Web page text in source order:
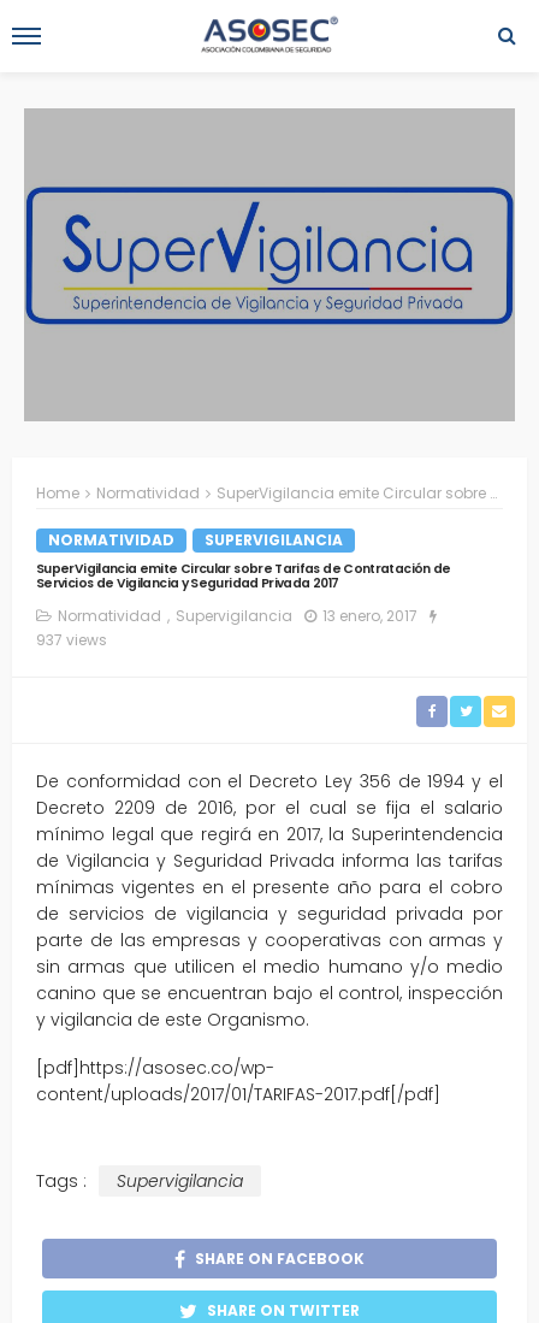
Home Normatividad SuperVigilancia emite Circular sobre Tarifas de Contratación de Servicios de Vigilancia y Seguridad Privada 2017
NORMATIVIDAD SUPERVIGILANCIA
SuperVigilancia emite Circular sobre Tarifas de Contratación de
Servicios de Vigilancia y Seguridad Privada 2017
Normatividad Supervigilancia
13 enero, 2017
937 views
De conformidad con el Decreto Ley 356 de 1994 y el
Decreto 2209 de 2016, por el cual se fija el salario
mínimo legal que regirá en 2017, la Superintendencia
de Vigilancia y Seguridad Privada informa las tarifas
mínimas vigentes en el presente año para el cobro
de servicios de vigilancia y seguridad privada por
parte de las empresas y cooperativas con armas y
sin armas que utilicen el medio humano y/o medio
canino que se encuentran bajo el control, inspección
y vigilancia de este Organismo.
[pdf]https://asosec.co/wp-
content/uploads/2017/01/TARIFAS-2017.pdf[/pdf]
Tags : Supervigilancia
SHARE ON FACEBOOK
SHARE ON TWITTER